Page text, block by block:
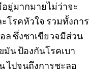
ยู่มากมายไม่ว่าจะ
โรคหัวใจ รวมทั้งการ
ล ซึ่งชาเขียวจมีส่วน
น ป้องกันโรคเบา
ไปจนถึงการชะลอ